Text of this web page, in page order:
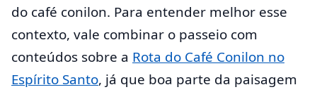
do café conilon. Para entender melhor esse
contexto, vale combinar o passeio com
conteúdos sobre a Rota do Café Conilon no
Espírito Santo, já que boa parte da paisagem